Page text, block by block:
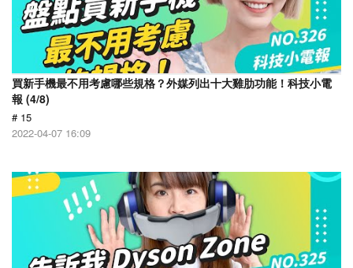
買新手機最不用考慮哪些規格？外媒列出十大雞肋功能！科技小電
報 (4/8)
# 15
2022-04-07 16:09